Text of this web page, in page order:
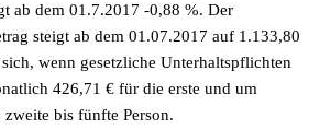
ab dem 01.7.2017 -0,88 %. Der
steigt ab dem 01.07.2017 auf 1.133,80
wenn gesetzliche Unterhaltspflichten
426,71 € für die erste und um
bis fünfte Person.